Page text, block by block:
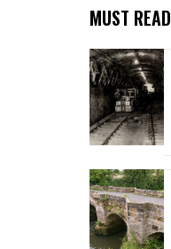
MUST READ